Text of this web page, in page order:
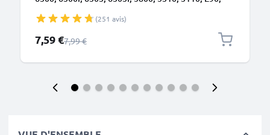
smartphone, Cordon / Câble de Charge 1.10m
(251 avis)
Prix spécial
7,59 €Prix normal
7,99 €